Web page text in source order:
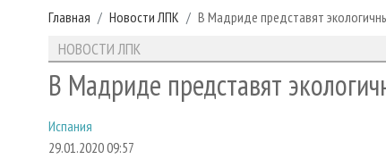
Главная Новости ЛПК В Мадриде представят
НОВОСТИ ЛПК
В Мадриде представят
Испания
29.01.2020 09:57